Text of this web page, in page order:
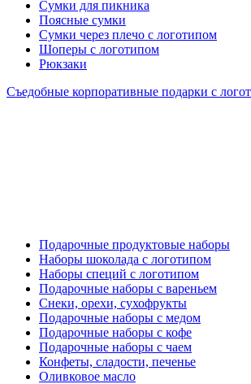
Сумки для пикника
Поясные сумки
Сумки через плечо с логотипом
Шоперы с логотипом
Рюкзаки
Съедобные корпоративные подарки с
Подарочные продуктовые наборы
Наборы шоколада с логотипом
Наборы специй с логотипом
Подарочные наборы с вареньем
Снеки, орехи, сухофрукты
Подарочные наборы с медом
Подарочные наборы с кофе
Подарочные наборы с чаем
Конфеты, сладости, печенье
Оливковое масло